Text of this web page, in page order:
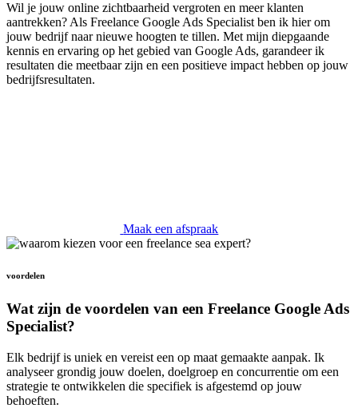
Wil je jouw online zichtbaarheid vergroten en meer klanten
aantrekken? Als Freelance Google Ads Specialist ben ik hier om
jouw bedrijf naar nieuwe hoogten te tillen. Met mijn diepgaande
kennis en ervaring op het gebied van Google Ads, garandeer ik
resultaten die meetbaar zijn en een positieve impact hebben op jouw
bedrijfsresultaten.
Maak een afspraak
voordelen
Wat zijn de voordelen van een Freelance Google Ads
Specialist?
Elk bedrijf is uniek en vereist een op maat gemaakte aanpak. Ik
analyseer grondig jouw doelen, doelgroep en concurrentie om een
strategie te ontwikkelen die specifiek is afgestemd op jouw
behoeften.